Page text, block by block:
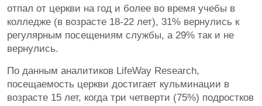
отпал от церкви на год и более во время учебы в
колледже (в возрасте 18-22 лет), 31% вернулись к
регулярным посещениям службы, а 29% так и не
вернулись.
По данным аналитиков LifeWay Research,
посещаемость церкви достигает кульминации в
возрасте 15 лет, когда три четверти (75%) подростков